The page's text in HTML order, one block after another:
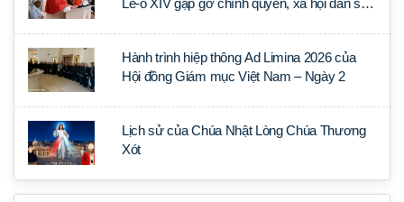
Hành trình hiệp thông Ad Limina 2026 của
Hội đồng Giám mục Việt Nam – Ngày 2
Lịch sử của Chúa Nhật Lòng Chúa Thương
Xót